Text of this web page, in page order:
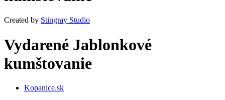
Created by Stingray Studio
Vydarené Jablonkové
kumštovanie
Kopanice.sk